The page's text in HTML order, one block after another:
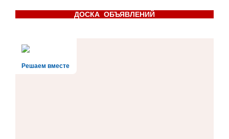
ДОСКА ОБЪЯВЛЕНИЙ
Решаем вместе